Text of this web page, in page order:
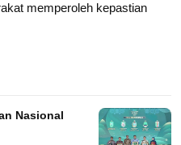
memperoleh kepastian
Nasional